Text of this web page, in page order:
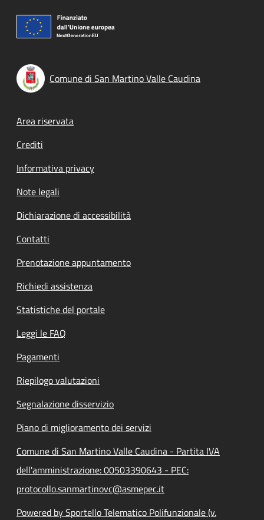
Comune di San Martino Valle Caudina
Footer menu
Area riservata
Crediti
Informativa privacy
Note legali
Dichiarazione di accessibilità
Contatti
Prenotazione appuntamento
Richiedi assistenza
Statistiche del portale
Leggi le FAQ
Pagamenti
Riepilogo valutazioni
Segnalazione disservizio
Piano di miglioramento dei servizi
Comune di San Martino Valle Caudina - Partita IVA
dell'amministrazione: 00503390643 - PEC:
protocollo.sanmartinovc@asmepec.it
Powered by Sportello Telematico Polifunzionale (v.